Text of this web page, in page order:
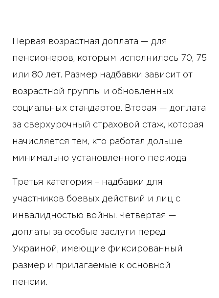
Первая возрастная доплата — для
пенсионеров, которым исполнилось 70, 75
или 80 лет. Размер надбавки зависит от
возрастной группы и обновленных
социальных стандартов. Вторая — доплата
за сверхурочный страховой стаж, которая
начисляется тем, кто работал дольше
минимально установленного периода.
Третья категория – надбавки для
участников боевых действий и лиц с
инвалидностью войны. Четвертая —
доплаты за особые заслуги перед
Украиной, имеющие фиксированный
размер и прилагаемые к основной
пенсии.